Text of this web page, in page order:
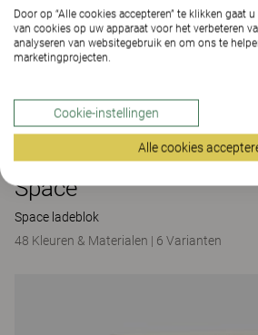
Space
Space ladeblok
48 Kleuren & Materialen | 6 Varianten
Door op “Alle cookies accepteren” te klikken gaat
van cookies op uw apparaat voor het verbeteren
analyseren van websitegebruik en om ons te
marketingprojecten.
Cookie-instellingen
Alle cookies